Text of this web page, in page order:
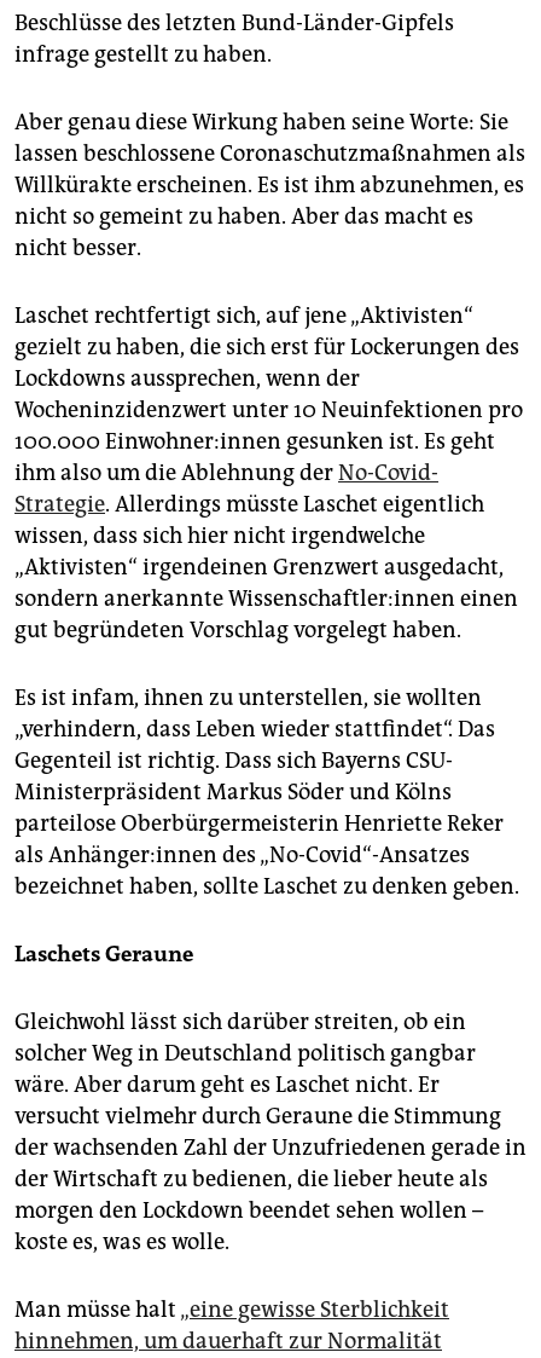
Beschlüsse des letzten Bund-Länder-Gipfels
infrage gestellt zu haben.
Aber genau diese Wirkung haben seine Worte: Sie
lassen beschlossene Coronaschutzmaßnahmen als
Willkürakte erscheinen. Es ist ihm abzunehmen, es
nicht so gemeint zu haben. Aber das macht es
nicht besser.
Laschet rechtfertigt sich, auf jene „Aktivisten“
gezielt zu haben, die sich erst für Lockerungen des
Lockdowns aussprechen, wenn der
Wocheninzidenzwert unter 10 Neuinfektionen pro
100.000 Ein­woh­ne­r:in­nen gesunken ist. Es geht
ihm also um die Ablehnung derNo-Covid-
Strategie. Allerdings müsste Laschet eigentlich
wissen, dass sich hier nicht irgendwelche
„Aktivisten“ irgendeinen Grenzwert ausgedacht,
sondern anerkannte Wis­sen­schaft­le­r:in­nen einen
gut begründeten Vorschlag vorgelegt haben.
Es ist infam, ihnen zu unterstellen, sie wollten
„verhindern, dass Leben wieder stattfindet“. Das
Gegenteil ist richtig. Dass sich Bayerns CSU-
Ministerpräsident Markus Söder und Kölns
parteilose Oberbürgermeisterin Henriette Reker
als An­hän­ge­r:in­nen des „No-Covid“-Ansatzes
bezeichnet haben, sollte Laschet zu denken geben.
Laschets Geraune
Gleichwohl lässt sich darüber streiten, ob ein
solcher Weg in Deutschland politisch gangbar
wäre. Aber darum geht es Laschet nicht. Er
versucht vielmehr durch Geraune die Stimmung
der wachsenden Zahl der Unzufriedenen gerade in
der Wirtschaft zu bedienen, die lieber heute als
morgen den Lockdown beendet sehen wollen –
koste es, was es wolle.
Man müsse halt „eine gewisse Sterblichkeit
hinnehmen, um dauerhaft zur Normalität